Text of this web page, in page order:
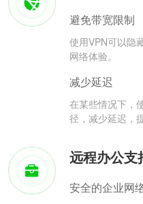
避免带宽限制
使用VPN可以隐
网络体验。
减少延迟
在某些情况下，
径，减少延迟，
远程办公支
安全的企业网